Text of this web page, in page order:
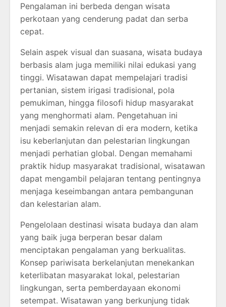
Pengalaman ini berbeda dengan wisata
perkotaan yang cenderung padat dan serba
cepat.
Selain aspek visual dan suasana, wisata budaya
berbasis alam juga memiliki nilai edukasi yang
tinggi. Wisatawan dapat mempelajari tradisi
pertanian, sistem irigasi tradisional, pola
pemukiman, hingga filosofi hidup masyarakat
yang menghormati alam. Pengetahuan ini
menjadi semakin relevan di era modern, ketika
isu keberlanjutan dan pelestarian lingkungan
menjadi perhatian global. Dengan memahami
praktik hidup masyarakat tradisional, wisatawan
dapat mengambil pelajaran tentang pentingnya
menjaga keseimbangan antara pembangunan
dan kelestarian alam.
Pengelolaan destinasi wisata budaya dan alam
yang baik juga berperan besar dalam
menciptakan pengalaman yang berkualitas.
Konsep pariwisata berkelanjutan menekankan
keterlibatan masyarakat lokal, pelestarian
lingkungan, serta pemberdayaan ekonomi
setempat. Wisatawan yang berkunjung tidak